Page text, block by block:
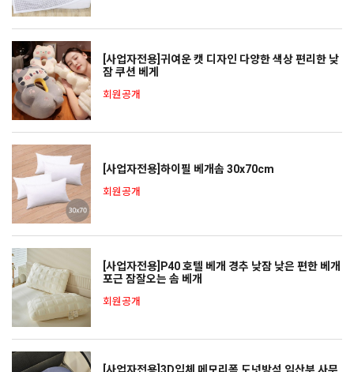
[사업자전용]귀여운 캣 디자인 다양한 색상 편리한 낮
잠 쿠션 베게
회원공개
[사업자전용]하이필 베개솜 30x70cm
회원공개
[사업자전용]P40 호텔 베개 경추 낮잠 낮은 편한 베개
포근 잠잘오는 솜 베개
회원공개